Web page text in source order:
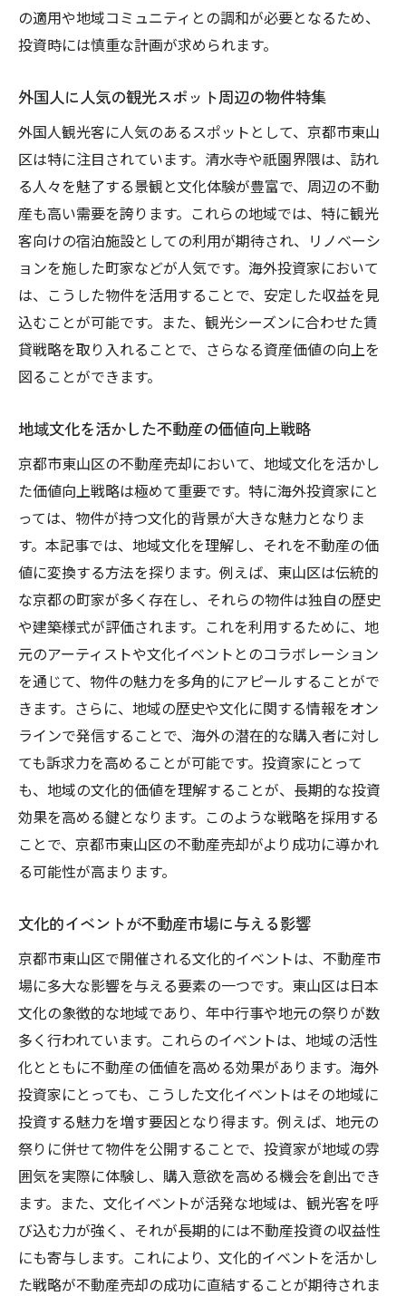
の適用や地域コミュニティとの調和が必要となるため、
投資時には慎重な計画が求められます。
外国人に人気の観光スポット周辺の物件特集
外国人観光客に人気のあるスポットとして、京都市東山
区は特に注目されています。清水寺や祇園界隈は、訪れ
る人々を魅了する景観と文化体験が豊富で、周辺の不動
産も高い需要を誇ります。これらの地域では、特に観光
客向けの宿泊施設としての利用が期待され、リノベーシ
ョンを施した町家などが人気です。海外投資家において
は、こうした物件を活用することで、安定した収益を見
込むことが可能です。また、観光シーズンに合わせた賃
貸戦略を取り入れることで、さらなる資産価値の向上を
図ることができます。
地域文化を活かした不動産の価値向上戦略
京都市東山区の不動産売却において、地域文化を活かし
た価値向上戦略は極めて重要です。特に海外投資家にと
っては、物件が持つ文化的背景が大きな魅力となりま
す。本記事では、地域文化を理解し、それを不動産の価
値に変換する方法を探ります。例えば、東山区は伝統的
な京都の町家が多く存在し、それらの物件は独自の歴史
や建築様式が評価されます。これを利用するために、地
元のアーティストや文化イベントとのコラボレーション
を通じて、物件の魅力を多角的にアピールすることがで
きます。さらに、地域の歴史や文化に関する情報をオン
ラインで発信することで、海外の潜在的な購入者に対し
ても訴求力を高めることが可能です。投資家にとって
も、地域の文化的価値を理解することが、長期的な投資
効果を高める鍵となります。このような戦略を採用する
ことで、京都市東山区の不動産売却がより成功に導かれ
る可能性が高まります。
文化的イベントが不動産市場に与える影響
京都市東山区で開催される文化的イベントは、不動産市
場に多大な影響を与える要素の一つです。東山区は日本
文化の象徴的な地域であり、年中行事や地元の祭りが数
多く行われています。これらのイベントは、地域の活性
化とともに不動産の価値を高める効果があります。海外
投資家にとっても、こうした文化イベントはその地域に
投資する魅力を増す要因となり得ます。例えば、地元の
祭りに併せて物件を公開することで、投資家が地域の雰
囲気を実際に体験し、購入意欲を高める機会を創出でき
ます。また、文化イベントが活発な地域は、観光客を呼
び込む力が強く、それが長期的には不動産投資の収益性
にも寄与します。これにより、文化的イベントを活かし
た戦略が不動産売却の成功に直結することが期待されま